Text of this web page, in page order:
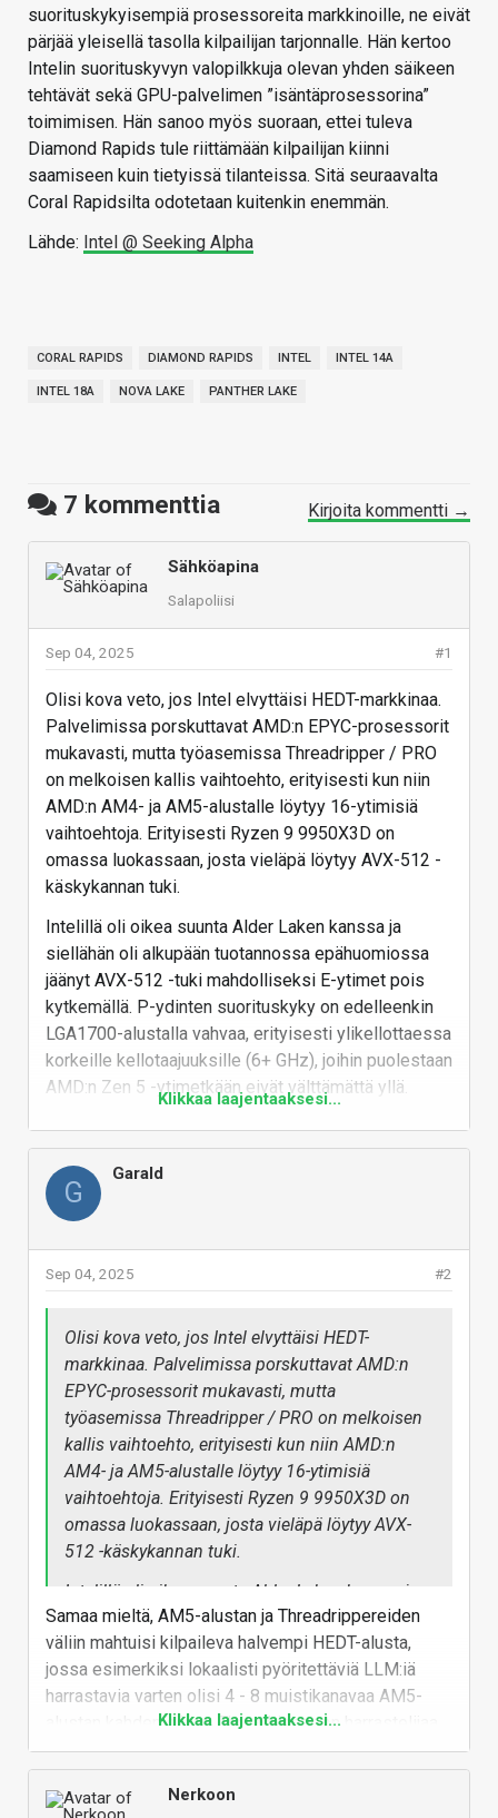
suorituskykyisempiä prosessoreita markkinoille, ne eivät
pärjää yleisellä tasolla kilpailijan tarjonnalle. Hän kertoo
Intelin suorituskyvyn valopilkkuja olevan yhden säikeen
tehtävät sekä GPU-palvelimen ”isäntäprosessorina”
toimimisen. Hän sanoo myös suoraan, ettei tuleva
Diamond Rapids tule riittämään kilpailijan kiinni
saamiseen kuin tietyissä tilanteissa. Sitä seuraavalta
Coral Rapidsilta odotetaan kuitenkin enemmän.
Lähde: Intel @ Seeking Alpha
CORAL RAPIDS DIAMOND RAPIDS INTEL INTEL 14A
INTEL 18A NOVA LAKE PANTHER LAKE
7 kommenttia Kirjoita kommentti →
Sähköapina
Salapoliisi
#1
Sep 04, 2025
Olisi kova veto, jos Intel elvyttäisi HEDT-markkinaa.
Palvelimissa porskuttavat AMD:n EPYC-prosessorit
mukavasti, mutta työasemissa Threadripper / PRO
on melkoisen kallis vaihtoehto, erityisesti kun niin
AMD:n AM4- ja AM5-alustalle löytyy 16-ytimisiä
vaihtoehtoja. Erityisesti Ryzen 9 9950X3D on
omassa luokassaan, josta vieläpä löytyy AVX-512 -
käskykannan tuki.
Intelillä oli oikea suunta Alder Laken kanssa ja
siellähän oli alkupään tuotannossa epähuomiossa
jäänyt AVX-512 -tuki mahdolliseksi E-ytimet pois
kytkemällä. P-ydinten suorituskyky on edelleenkin
LGA1700-alustalla vahvaa, erityisesti ylikellottaessa
korkeille kellotaajuuksille (6+ GHz), joihin puolestaan
AMD:n Zen 5 -ytimetkään eivät välttämättä yllä.
Pieni tyhjiö markkinassa, johon voisi hyvin mahtua
moniytiminen virtasyöppö raa'alla suorituskyvyllä.
Siksi mm. huhuttu Bartlett Lake-S -prosessori 12 P-
ytimellä olisi monelle kiinnostava, vaikkakin se
päälle järeä vesijäähdytys ja hyvää voisi tulla.
Vastaa
Klikkaa laajentaaksesi...
G
Garald
#2
Sep 04, 2025
Olisi kova veto, jos Intel elvyttäisi HEDT-
markkinaa. Palvelimissa porskuttavat AMD:n
EPYC-prosessorit mukavasti, mutta
työasemissa Threadripper / PRO on melkoisen
kallis vaihtoehto, erityisesti kun niin AMD:n
AM4- ja AM5-alustalle löytyy 16-ytimisiä
vaihtoehtoja. Erityisesti Ryzen 9 9950X3D on
omassa luokassaan, josta vieläpä löytyy AVX-
512 -käskykannan tuki.
Intelillä oli oikea suunta Alder Laken kanssa ja
siellähän oli alkupään tuotannossa
epähuomiossa jäänyt AVX-512 -tuki
mahdolliseksi E-ytimet pois kytkemällä. P-
ydinten suorituskyky on edelleenkin LGA1700-
alustalla vahvaa, erityisesti ylikellottaessa
korkeille kellotaajuuksille (6+ GHz), joihin
välttämättä yllä.
Samaa mieltä, AM5-alustan ja Threadrippereiden
väliin mahtuisi kilpaileva halvempi HEDT-alusta,
jossa esimerkiksi lokaalisti pyöritettäviä LLM:iä
harrastavia varten olisi 4 - 8 muistikanavaa AM5-
alustan kahden sijaan. Threadripper on harrastelijaa
ajatellen turhan kallis ja TRX50:llä ei saa kuin vasta
neljällä muistikanavalla varustetun Threadripperin, eli
joutuu investoimaan kunnolla kahdeksaa varten.
Klikkaa laajentaaksesi...
Nerkoon